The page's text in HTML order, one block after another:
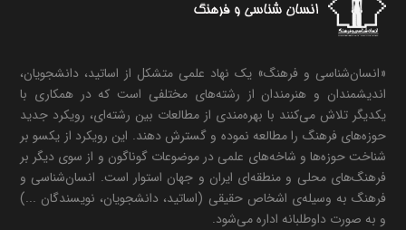
«انسان‌شناسی و فرهنگ» یک نهاد علمی متشکل از اساتید، دانشجویان،
اندیشمندان و هنرمندان از رشته‌های مختلفی است که در همکاری با
یکدیگر تلاش می‌کنند با بهره‌مندی از مطالعات بین رشته‌ای، رویکرد جدید
حوزه‌های فرهنگ را مطالعه نموده و گسترش دهند. این رویکرد از یکسو بر
شناخت حوزه‌ها و شاخه‌های علمی در موضوعات گوناگون و از سوی دیگر بر
فرهنگ‌های محلی و منطقه‌ای ایران و جهان استوار است. انسان‌شناسی و
فرهنگ به وسیله‌ی اشخاص حقیقی (اساتید، دانشجویان، نویسندگان ...)
و به صورت داوطلبانه اداره می‌شود.